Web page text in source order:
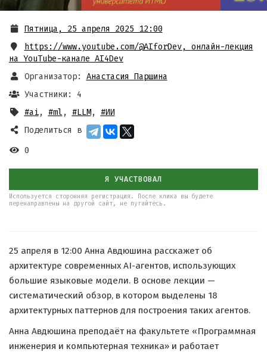
Пятница, 25 апреля 2025 12:00
https://www.youtube.com/@AIforDev, онлайн-лекция
на YouTube-канале AI4Dev
Организатор:
Анастасия Паршина
Участники: 4
#ai, #ml , #LLM, #ИИ
Поделиться в
0
Я УЧАСТВОВАЛ
Используется сторонняя регистрация. После клика вы будете
перенаправлены на другой сайт, не пугайтесь.
25 апреля в 12:00 Анна Авдюшина расскажет об
архитектуре современных AI-агентов, использующих
большие языковые модели. В основе лекции —
систематический обзор, в котором выделены 18
архитектурных паттернов для построения таких агентов.
Анна Авдюшина преподаёт на факультете «Программная
инженерия и компьютерная техника» и работает